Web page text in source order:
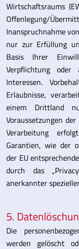
Wirtschaftsraums
Offenlegung/
Inanspruchnahme
nur zur Erfüllung
Basis Ihrer
Verpflichtung oder
Interessen.
Erlaubnisse,
einem Drittland
Voraussetzungen
Verarbeitung
Garantien, wie der
der EU
durch das
anerkannter
5.
Die
werden gelöscht